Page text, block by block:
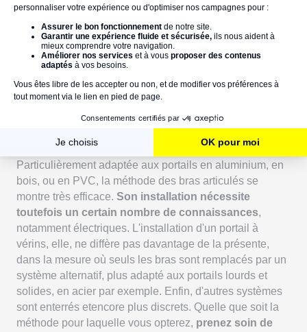
Vous n'êtes pas un électricien hors pair ? Les nôtres le sont !
Il me faut un électricien
Le câblage du boîtier de contrôle : une des dernières étapes à
interphone ou votre
!
Particulièrement adaptée aux portails en aluminium, en
bois, ou en PVC, la méthode des bras articulés se
montre très efficace. Son installation nécessite
toutefois un certain nombre de connaissances,
notamment électriques. L'installation d'un portail à
vérins, elle, ne diffère pas davantage de la présente,
dans la mesure où seuls les bras sont remplacés par un
système alternatif, plus adapté aux portails lourds et
solides, en acier par exemple. Enfin, d'autres systèmes
sont enterrés etencore plus discrets. Quelle que soit la
méthode pour laquelle vous opterez, prenez soin de